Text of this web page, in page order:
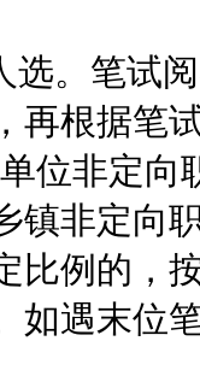
。笔试阅
再根据笔
单位非定
非定向
比例的，
如遇末位